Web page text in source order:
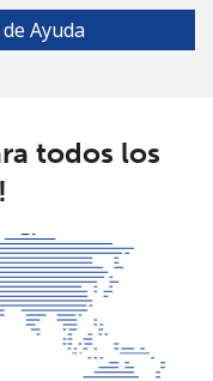
Ayuda
todos los